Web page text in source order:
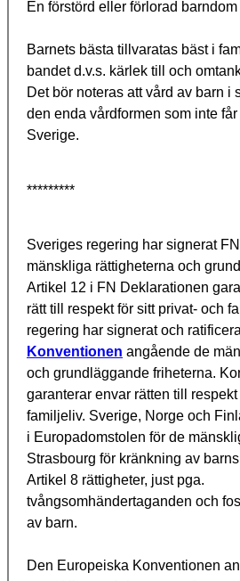
En förstörd eller förlorad
Barnets bästa tillvaratas bäst i
bandet d.v.s. kärlek till och
Det bör noteras att vård av barn i
den enda vårdformen som inte
Sverige.
*********
Sveriges regering har signerat
mänskliga rättigheterna och
Artikel 12 i FN Deklarationen
rätt till respekt för sitt privat- och
regering har signerat och
Konventionen angående de
och grundläggande friheterna.
garanterar envar rätten till
familjeliv. Sverige, Norge och
i Europadomstolen för de
Strasbourg för kränkning av
Artikel 8 rättigheter, just pga.
tvångsomhändertaganden och
av barn.
Den Europeiska Konventionen